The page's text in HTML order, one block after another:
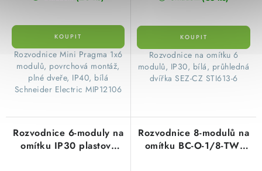
​Rozvodnice Mini Pragma 1x6
modulů, povrchová montáž,
plné dveře, IP40, bílá
Schneider Electric MIP12106
​Rozvodnice na omítku 6
modulů, IP30, bílá, průhledná
dvířka SEZ-CZ STI613-6
Rozvodnice 6-moduly na
omítku IP30 plastová
Rozvodnice 8-modulů na
omítku BC-O-1/8-TW-